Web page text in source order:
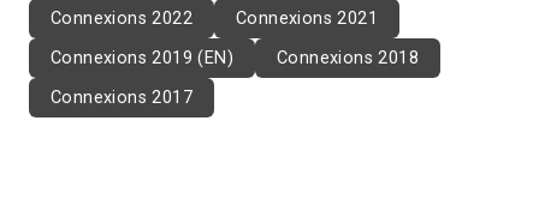
Connexions 2022
Connexions 2021
Connexions 2019 (EN)
Connexions 2018
Connexions 2017